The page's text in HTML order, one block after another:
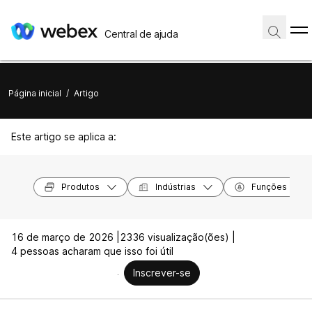
Central de ajuda
Página inicial / Artigo
Este artigo se aplica a:
Produtos Indústrias Funções
16 de março de 2026 |
2336 visualização(ões) |
4 pessoas acharam que isso foi útil
Inscrever-se